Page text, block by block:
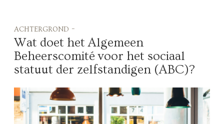
achtergrond -
Wat doet het Algemeen
Beheerscomité voor het sociaal
statuut der zelfstandigen (ABC)?